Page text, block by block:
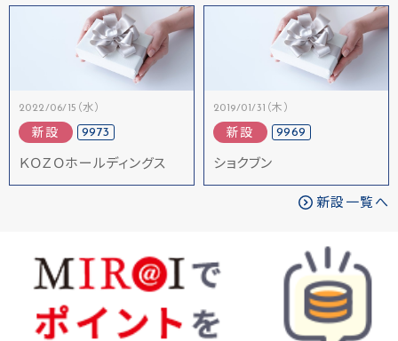
2022/06/15（水）
新設 9973
ＫＯＺＯホールディングス
2019/01/31（木）
新設 9969
ショクブン
新設一覧へ